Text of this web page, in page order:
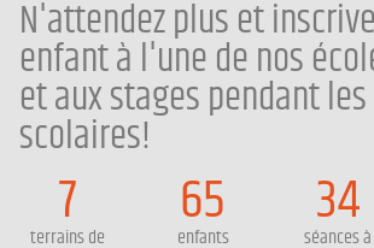
N'attendez plus et
enfant à l'une de nos
et aux stages pendant les
scolaires!
7
terrains de
65
enfants
34
séances à